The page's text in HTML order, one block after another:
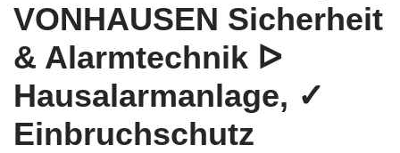
VONHAUSEN Sicherheit
& Alarmtechnik ᐅ
Hausalarmanlage, ✓
Einbruchschutz